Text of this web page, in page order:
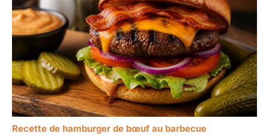
Recette de hamburger de bœuf au barbecue